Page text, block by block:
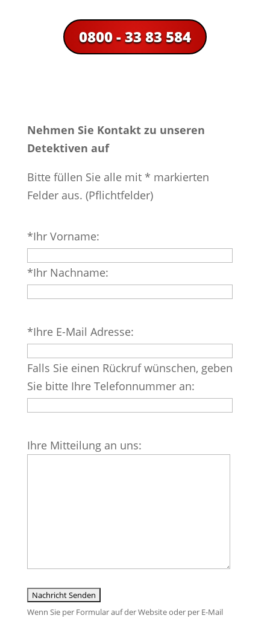
0800 - 33 83 584
Nehmen Sie Kontakt zu unseren
Detektiven auf
Bitte füllen Sie alle mit * markierten
Felder aus. (Pflichtfelder)
lasse
dieses
Feld
leer.
*Ihr Vorname:
*Ihr Nachname:
lasse
dieses
Feld
leer.
*Ihre E-Mail Adresse:
Falls Sie einen Rückruf wünschen, geben
Sie bitte Ihre Telefonnummer an:
lasse
Ihre Mitteilung an uns:
Wenn Sie per Formular auf der Website oder per E-Mail